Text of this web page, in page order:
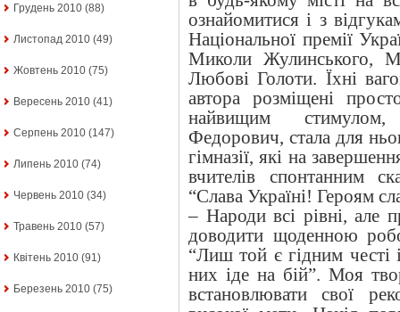
Грудень 2010 (88)
Листопад 2010 (49)
Жовтень 2010 (75)
Вересень 2010 (41)
Серпень 2010 (147)
Липень 2010 (74)
Червень 2010 (34)
Травень 2010 (57)
Квітень 2010 (91)
Березень 2010 (75)
ознайомитися і з
Національної премії
Миколи Жулинського,
Любові Голоти. Їхні
автора розміщені
найвищим
Федорович, стала для
гімназії, які на
вчителів спонтанним
“Слава Україні! Героям
– Народи всі рівні, але
доводити щоденною
“Лиш той є гідним честі
них іде на бій”. Моя
встановлювати свої